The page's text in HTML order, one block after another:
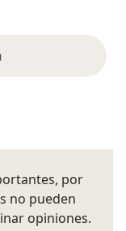
por
no pueden
opiniones.